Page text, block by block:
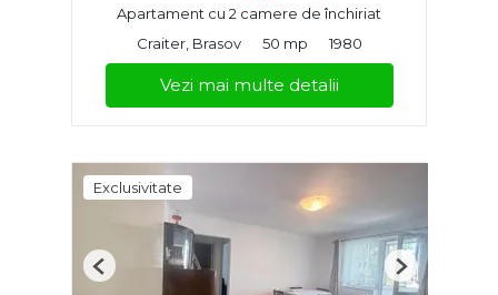
Apartament cu 2 camere de închiriat
Craiter, Brasov
50 mp 1980
Vezi mai multe detalii
Exclusivitate
Previous Next